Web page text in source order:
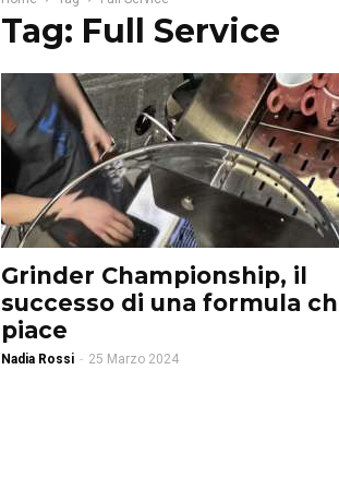
Tag: Full Service
Grinder Championship, il
successo di una formula
piace
Nadia Rossi - 25 Marzo 2024